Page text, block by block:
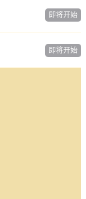
即将开始
即将开始